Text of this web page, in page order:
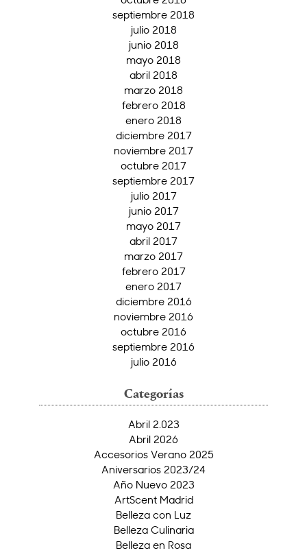
septiembre 2018
julio 2018
junio 2018
mayo 2018
abril 2018
marzo 2018
febrero 2018
enero 2018
diciembre 2017
noviembre 2017
octubre 2017
septiembre 2017
julio 2017
junio 2017
mayo 2017
abril 2017
marzo 2017
febrero 2017
enero 2017
diciembre 2016
noviembre 2016
octubre 2016
septiembre 2016
julio 2016
Categorías
Abril 2.023
Abril 2026
Accesorios Verano 2025
Aniversarios 2023/24
Año Nuevo 2023
ArtScent Madrid
Belleza con Luz
Belleza Culinaria
Belleza en Rosa